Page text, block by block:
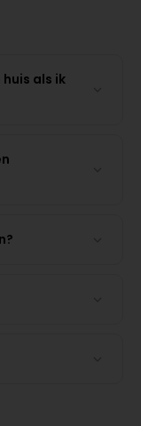
als ik